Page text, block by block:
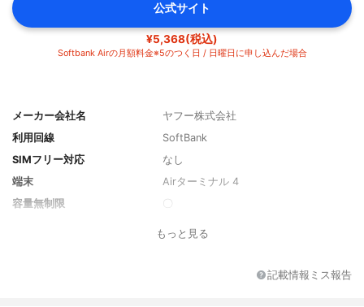
公式サイト
¥5,368(税込)
Softbank Airの月額料金※5のつく日 / 日曜日に申し込んだ場合
メーカー会社名
ヤフー株式会社
利用回線
SoftBank
SIMフリー対応
なし
端末
Airターミナル 4
容量無制限
〇
もっと見る
記載情報ミス報告